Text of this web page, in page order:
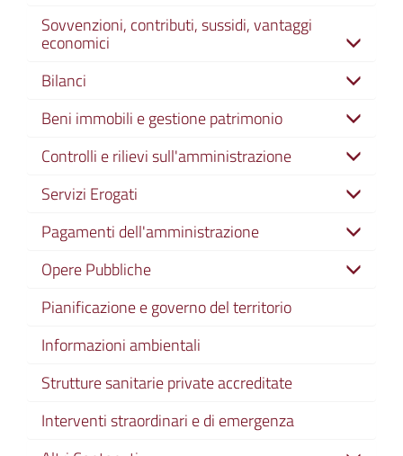
Sovvenzioni, contributi, sussidi, vantaggi
economici
Bilanci
Beni immobili e gestione patrimonio
Controlli e rilievi sull'amministrazione
Servizi Erogati
Pagamenti dell'amministrazione
Opere Pubbliche
Pianificazione e governo del territorio
Informazioni ambientali
Strutture sanitarie private accreditate
Interventi straordinari e di emergenza